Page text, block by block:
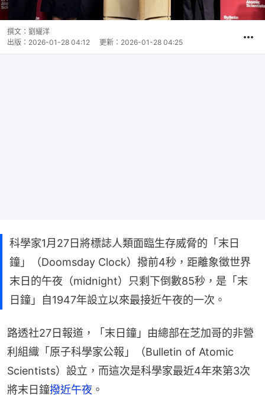
撰文： 劉耀洋
出版： 2026-01-28 04:12 更新： 2026-01-28 04:25
科學家1月27日將標誌人類面臨生存威脅的「末日
鐘」（Doomsday Clock）撥前4秒，距離象徵世界
末日的午夜（midnight）只剩下倒數85秒，是「末
日鐘」自1947年設立以來最接近午夜的一次。
路透社27日報道，「末日鐘」由總部在芝加哥的非營
利組織「原子科學家公報」（Bulletin of Atomic
Scientists）設立，而這次是科學家最近4年來第3次
將末日鐘撥近午夜 。